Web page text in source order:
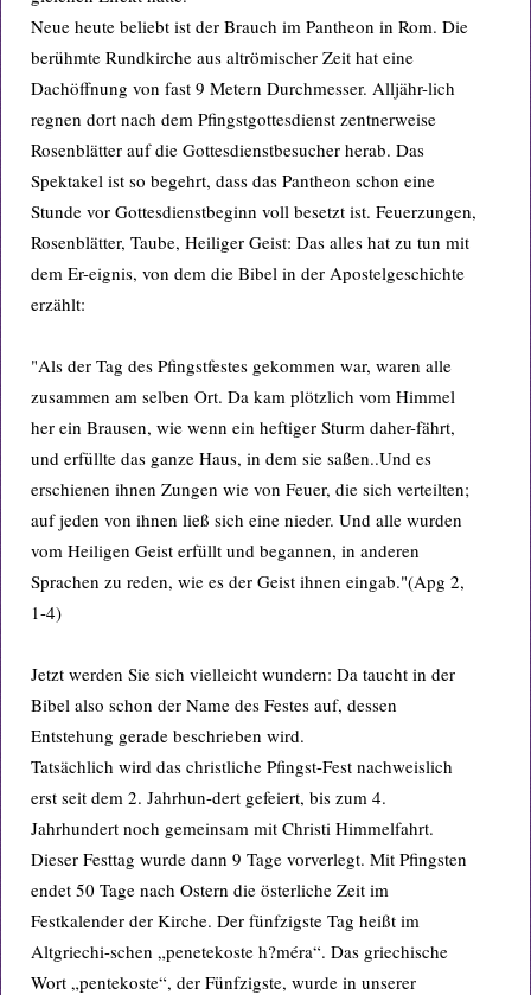
Neue heute beliebt ist der Brauch im Pantheon in Rom. Die
berühmte Rundkirche aus altrömischer Zeit hat eine
Dachöffnung von fast 9 Metern Durchmesser. Alljähr-lich
regnen dort nach dem Pfingstgottesdienst zentnerweise
Rosenblätter auf die Gottesdienstbesucher herab. Das
Spektakel ist so begehrt, dass das Pantheon schon eine
Stunde vor Gottesdienstbeginn voll besetzt ist. Feuerzungen,
Rosenblätter, Taube, Heiliger Geist: Das alles hat zu tun mit
dem Er-eignis, von dem die Bibel in der Apostelgeschichte
erzählt:
"Als der Tag des Pfingstfestes gekommen war, waren alle
zusammen am selben Ort. Da kam plötzlich vom Himmel
her ein Brausen, wie wenn ein heftiger Sturm daher-fährt,
und erfüllte das ganze Haus, in dem sie saßen..Und es
erschienen ihnen Zungen wie von Feuer, die sich verteilten;
auf jeden von ihnen ließ sich eine nieder. Und alle wurden
vom Heiligen Geist erfüllt und begannen, in anderen
Sprachen zu reden, wie es der Geist ihnen eingab."(Apg 2,
1-4)
Jetzt werden Sie sich vielleicht wundern: Da taucht in der
Bibel also schon der Name des Festes auf, dessen
Entstehung gerade beschrieben wird.
Tatsächlich wird das christliche Pfingst-Fest nachweislich
erst seit dem 2. Jahrhun-dert gefeiert, bis zum 4.
Jahrhundert noch gemeinsam mit Christi Himmelfahrt.
Dieser Festtag wurde dann 9 Tage vorverlegt. Mit Pfingsten
endet 50 Tage nach Ostern die österliche Zeit im
Festkalender der Kirche. Der fünfzigste Tag heißt im
Altgriechi-schen „penetekoste h?méra“. Das griechische
Wort „pentekoste“, der Fünfzigste, wurde in unserer